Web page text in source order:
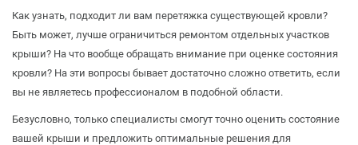
Как узнать, подходит ли вам перетяжка существующей кровли?
Быть может, лучше ограничиться ремонтом отдельных участков
крыши? На что вообще обращать внимание при оценке состояния
кровли? На эти вопросы бывает достаточно сложно ответить, если
вы не являетесь профессионалом в подобной области.
Безусловно, только специалисты смогут точно оценить состояние
вашей крыши и предложить оптимальные решения для